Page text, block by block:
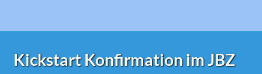
Kickstart Konfirmation im JBZ